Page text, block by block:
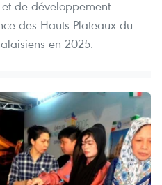
de développement
des Hauts Plateaux du
en 2025.